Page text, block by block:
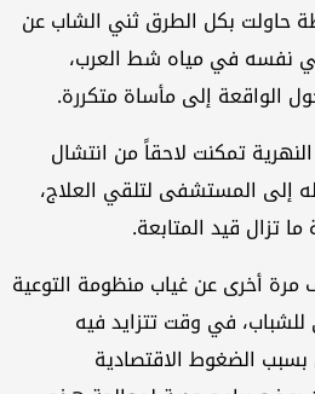
حاولت بكل الطرق ثني الشاب عن
رمي نفسه في مياه شط العرب،
الواقعة إلى مأساة متكررة.
تمكنت لاحقاً من انتشال
إلى المستشفى لتلقي العلاج،
تزال قيد المتابعة.
أخرى عن غياب منظومة التوعية
في وقت تتزايد فيه
بسبب الضغوط الاقتصادية